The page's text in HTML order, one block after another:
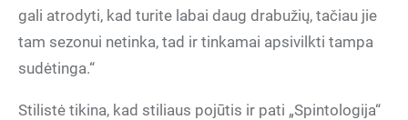
gali atrodyti, kad turite labai daug drabužių, tačiau jie
tam sezonui netinka, tad ir tinkamai apsivilkti tampa
sudėtinga.“
Stilistė tikina, kad stiliaus pojūtis ir pati „Spintologija“